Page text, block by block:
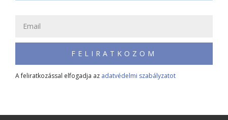
FELIRATKOZOM
A feliratkozással elfogadja az adatvédelmi szabályzatot